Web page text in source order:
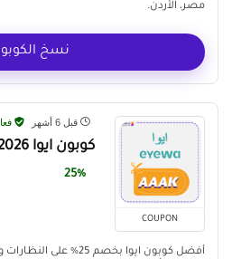
مصر، الأردن.
نسخ
COUPON
قبل 6 أشهر
كوبون ايوا Eyewa 2026
25%
أفضل كوبون ايوا بخصم